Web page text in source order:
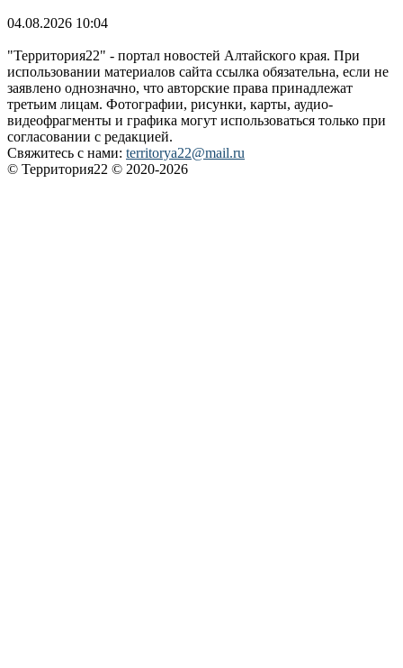
04.08.2026 10:04
"Территория22" - портал новостей Алтайского края. При
использовании материалов сайта ссылка обязательна, если не
заявлено однозначно, что авторские права принадлежат
третьим лицам. Фотографии, рисунки, карты, аудио-
видеофрагменты и графика могут использоваться только при
согласовании с редакцией.
Свяжитесь с нами: territorya22@mail.ru
© Территория22 © 2020-2026